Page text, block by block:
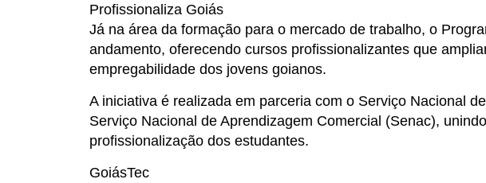
Profissionaliza Goiás
Já na área da formação para o mercado de trabalho, o
andamento, oferecendo cursos profissionalizantes que
empregabilidade dos jovens goianos.
A iniciativa é realizada em parceria com o Serviço Nacional
Serviço Nacional de Aprendizagem Comercial (Senac),
profissionalização dos estudantes.
GoiásTec